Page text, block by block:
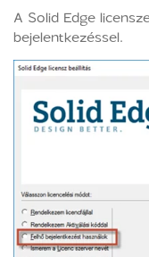
A Solid Edge
bejelentkezéssel.